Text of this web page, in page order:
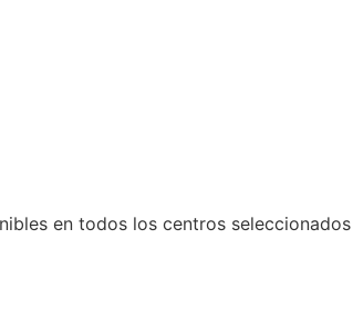
en todos los centros seleccionados